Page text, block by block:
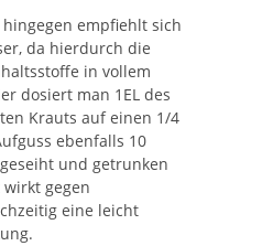
hingegen empfiehlt sich
da hierdurch die
in vollem
dosiert man 1EL des
Krauts auf einen 1/4
ebenfalls 10
und getrunken
wirkt gegen
eine leicht